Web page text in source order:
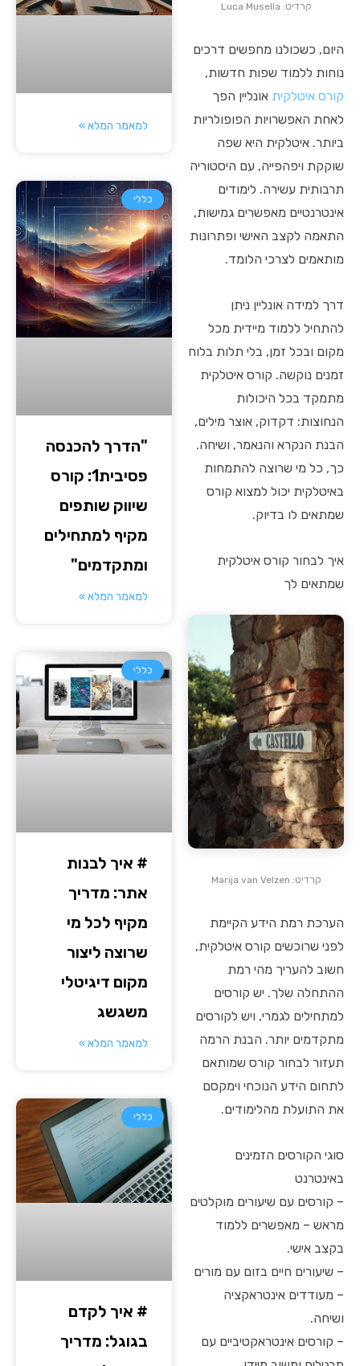
קרדיט: Luca Musella
היום, כשכולנו מחפשים דרכים
נוחות ללמוד שפות חדשות,
קורס איטלקית אונליין הפך
לאחת האפשרויות הפופולריות
ביותר. איטלקית היא שפה
שוקקת ויפהפייה, עם היסטוריה
תרבותית עשירה. לימודים
אינטרנטיים מאפשרים גמישות,
התאמה לקצב האישי ופתרונות
מותאמים לצרכי הלומד.
דרך למידה אונליין ניתן
להתחיל ללמוד מיידית מכל
מקום ובכל זמן, בלי תלות בלוח
זמנים נוקשה. קורס איטלקית
מתמקד בכל היכולות
הנחוצות: דקדוק, אוצר מילים,
הבנת הנקרא והנאמר, ושיחה.
כך, כל מי שרוצה להתמחות
באיטלקית יכול למצוא קורס
שמתאים לו בדיוק.
איך לבחור קורס איטלקית
שמתאים לך
קרדיט: Marija van Velzen
הערכת רמת הידע הקיימת
לפני שרוכשים קורס איטלקית,
חשוב להעריך מהי רמת
ההתחלה שלך. יש קורסים
למתחילים לגמרי, ויש לקורסים
מתקדמים יותר. הבנת הרמה
תעזור לבחור קורס שמותאם
לתחום הידע הנוכחי וימקסם
את התועלת מהלימודים.
סוגי הקורסים הזמינים
באינטרנט
– קורסים עם שיעורים מוקלטים
מראש – מאפשרים ללמוד
בקצב אישי.
– שיעורים חיים בזום עם מורים
– מעודדים אינטראקציה
ושיחה.
– קורסים אינטראקטיביים עם
למאמר המלא »
כללי
"הדרך להכנסה
פסיבית1: קורס
שיווק שותפים
מקיף למתחילים
ומתקדמים"
למאמר המלא »
כללי
# איך לבנות
אתר: מדריך
מקיף לכל מי
שרוצה ליצור
מקום דיגיטלי
משגשג
למאמר המלא »
כללי
# איך לקדם
בגוגל: מדריך